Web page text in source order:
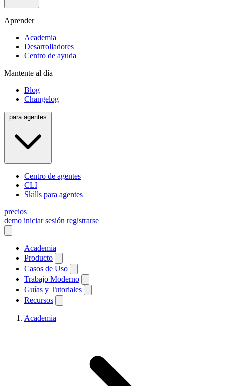
Aprender
Academia
Desarrolladores
Centro de ayuda
Mantente al día
Blog
Changelog
Centro de agentes
CLI
Skills para agentes
precios
demo iniciar sesión registrarse
Academia
Producto
Casos de Uso
Trabajo Moderno
Guías y Tutoriales
Recursos
Academia